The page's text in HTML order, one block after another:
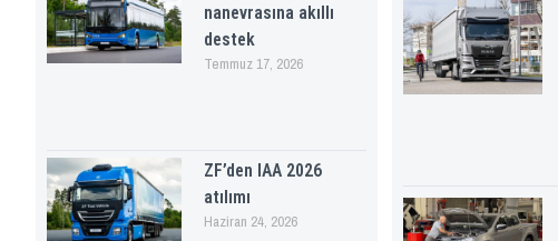
nanevrasına akıllı
destek
Temmuz 17, 2026
ZF’den IAA 2026
atılımı
Haziran 24, 2026